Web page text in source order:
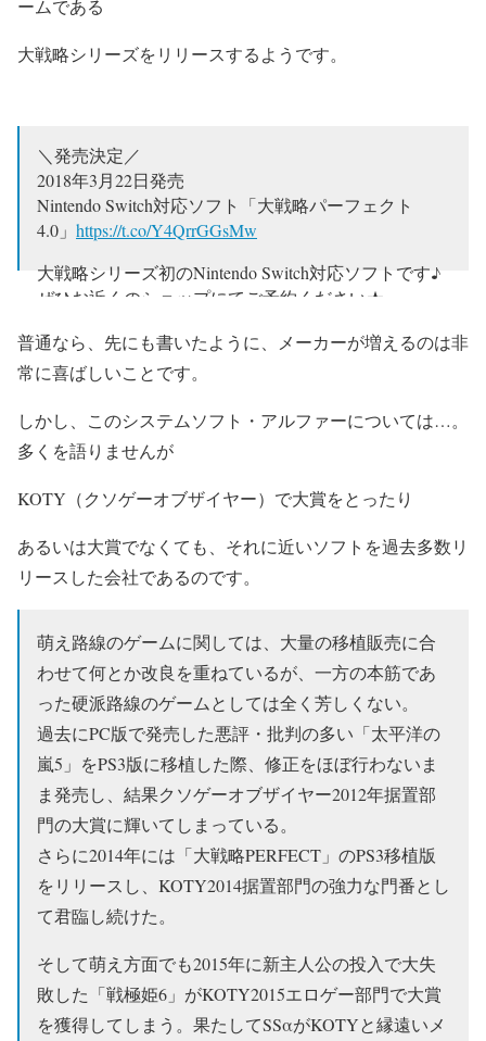
ームである
大戦略シリーズをリリースするようです。
＼発売決定／
2018年3月22日発売
Nintendo Switch対応ソフト「大戦略パーフェクト
4.0」 https://t.co/Y4QrrGGsMw
大戦略シリーズ初のNintendo Switch対応ソフトです♪
ぜひお近くのショップにてご予約ください★
— システムソフト・アルファー(株) (@SS_Alpha)
2017年11月9日
普通なら、先にも書いたように、メーカーが増えるのは非
常に喜ばしいことです。
しかし、このシステムソフト・アルファーについては…。
多くを語りませんが
KOTY（クソゲーオブザイヤー） で大賞をとったり
あるいは大賞でなくても、それに近いソフトを過去多数リ
リースした会社であるのです。
萌え路線のゲームに関しては、大量の移植販売に合
わせて何とか改良を重ねているが、一方の本筋であ
った硬派路線のゲームとしては全く芳しくない。
過去にPC版で発売した悪評・批判の多い「太平洋の
嵐5」をPS3版に移植した際、修正をほぼ行わないま
ま発売し、結果クソゲーオブザイヤー2012年据置部
門の大賞に輝いてしまっている。
さらに2014年には「大戦略PERFECT」のPS3移植版
をリリースし、KOTY2014据置部門の強力な門番とし
て君臨し続けた。
そして萌え方面でも2015年に新主人公の投入で大失
敗した「戦極姫6」がKOTY2015エロゲー部門で大賞
を獲得してしまう。果たしてSSαがKOTYと縁遠いメ